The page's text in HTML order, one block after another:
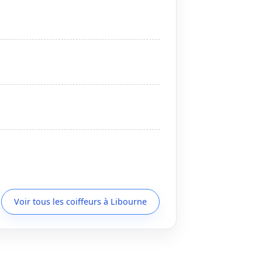
Voir tous les coiffeurs à Libourne